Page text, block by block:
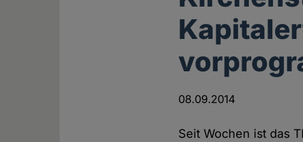
08.09.2014
Seit Wochen ist das